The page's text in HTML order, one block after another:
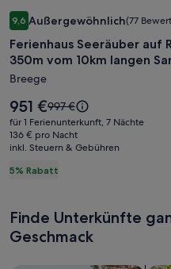
Bildergalerie
für
Ferienhaus
Seeräuber
auf
Rügen,
Neubau,
350m
vom
10km
Sandstrand
Schaabe
9,69,6 von 10, Außergewöhnlich, (77
Außergewöhnlich(77
Ferienhaus Seeräuber auf
350m vom 10km langen
Breege
5% Rabatt
Der
Preis
beträgt
951 €.
951 €Der
alte
Preis
war
siehe
zum
Standardpreis.
997 €
für 1 Ferienunterkunft, 7 Nächte
136 € pro Nacht
inkl. Steuern & Gebühren
Ferienhaus Seeräuber auf
Finde Unterkünfte
Geschmack